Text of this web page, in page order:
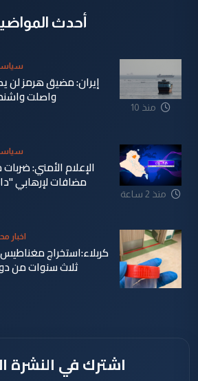
أحدث
منذ 10
إيران: مضيق هرمز لن
واصلت
منذ 2 ساعة
مضافات لإرهابي
اخبار
كربلاء:استخراج
ثلاث سنوات من
اشترك في النشرة